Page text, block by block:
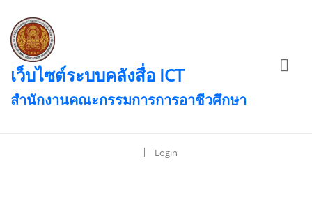
เว็บไซต์ระบบคลังสื่อ ICT
สำนักงานคณะกรรมการการอาชีวศึกษา
| Login